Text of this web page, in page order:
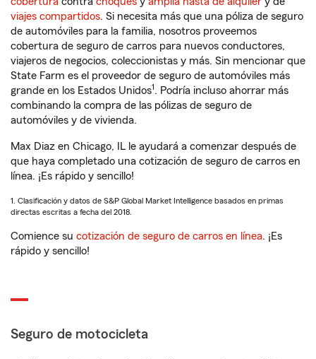
viajes compartidos. Si necesita más que una póliza de seguro
de automóviles para la familia, nosotros proveemos
cobertura de seguro de carros para nuevos conductores,
viajeros de negocios, coleccionistas y más. Sin mencionar que
State Farm es el proveedor de seguro de automóviles más
grande en los Estados Unidos1 . Podría incluso ahorrar más
combinando la compra de las pólizas de seguro de
automóviles y de vivienda.
Max Diaz en Chicago, IL le ayudará a comenzar después de
que haya completado una cotización de seguro de carros en
línea. ¡Es rápido y sencillo!
1. Clasificación y datos de S&P Global Market Intelligence basados en primas
directas escritas a fecha del 2018.
Comience su cotización de seguro de carros en línea. ¡Es
rápido y sencillo!
Seguro de motocicleta